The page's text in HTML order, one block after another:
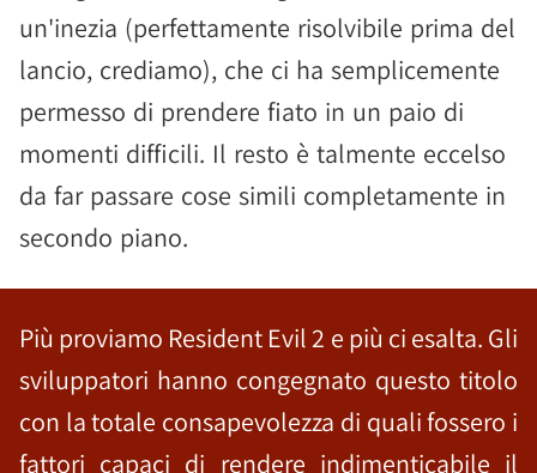
un'inezia (perfettamente risolvibile prima del
lancio, crediamo), che ci ha semplicemente
permesso di prendere fiato in un paio di
momenti difficili. Il resto è talmente eccelso
da far passare cose simili completamente in
secondo piano.
Più proviamo Resident Evil 2 e più ci esalta. Gli
sviluppatori hanno congegnato questo titolo
con la totale consapevolezza di quali fossero i
fattori capaci di rendere indimenticabile il